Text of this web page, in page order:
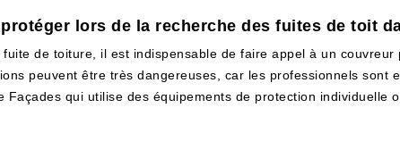
lors de la recherche des fuites de toit
de toiture, il est indispensable de faire appel à un
peuvent être très dangereuses, car les professionnels sont
qui utilise des équipements de protection individuelle